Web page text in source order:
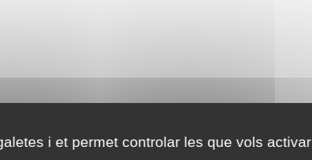
i et permet controlar les que vols activar